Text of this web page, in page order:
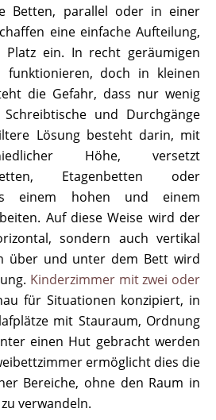
Betten, parallel oder in einer
eine einfache Aufteilung,
Platz ein. In recht geräumigen
funktionieren, doch in kleinen
die Gefahr, dass nur wenig
und Durchgänge
Lösung besteht darin, mit
Höhe, versetzt
Etagenbetten oder
einem hohen und einem
Auf diese Weise wird der
sondern auch vertikal
über und unter dem Bett wird
Kinderzimmer mit zwei oder
für Situationen konzipiert, in
mit Stauraum, Ordnung
einen Hut gebracht werden
ermöglicht dies die
Bereiche, ohne den Raum in
verwandeln.